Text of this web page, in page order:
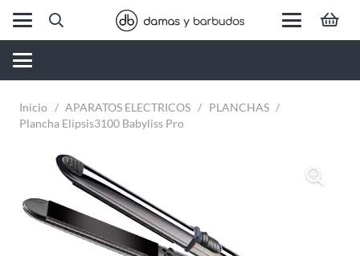
Inicio / APARATOS ELECTRICOS / PLANCHAS /
Plancha Elipsis3100 Babyliss Pro